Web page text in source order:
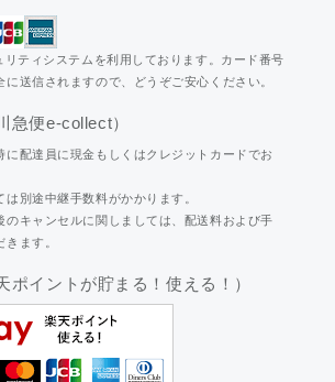
ティシステムを利用しております。カード番号
に送信されますので、どうぞご安心ください。
急便e-collect）
配達員に現金もしくはクレジットカードでお
別途中継手数料がかかります。
キャンセルに関しましては、配送料および手
きます。
ポイントが貯まる！使える！）